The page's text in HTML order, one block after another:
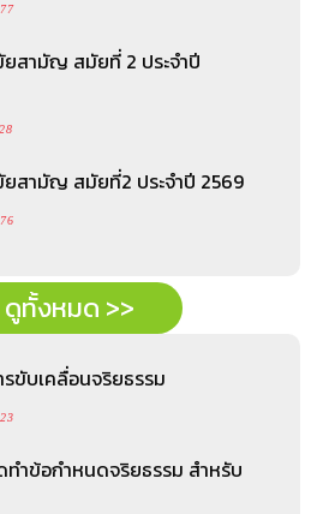
ยสามัญ สมัยที่ 2 ประจำปี
ยสามัญ สมัยที่2 ประจำปี 2569
ดูทั้งหมด >>
ขับเคลื่อนจริยธรรม
ทำข้อกำหนดจริยธรรม สำหรับ